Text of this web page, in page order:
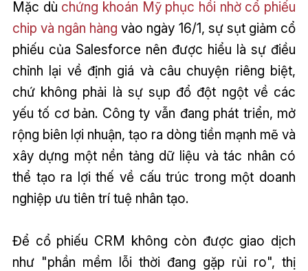
Mặc dù chứng khoán Mỹ phục hồi nhờ cổ phiếu
chip và ngân hàng vào ngày 16/1, sự sụt giảm cổ
phiếu của Salesforce nên được hiểu là sự điều
chỉnh lại về định giá và câu chuyện riêng biệt,
chứ không phải là sự sụp đổ đột ngột về các
yếu tố cơ bản. Công ty vẫn đang phát triển, mở
rộng biên lợi nhuận, tạo ra dòng tiền mạnh mẽ và
xây dựng một nền tảng dữ liệu và tác nhân có
thể tạo ra lợi thế về cấu trúc trong một doanh
nghiệp ưu tiên trí tuệ nhân tạo.
Để cổ phiếu CRM không còn được giao dịch
như "phần mềm lỗi thời đang gặp rủi ro", thị